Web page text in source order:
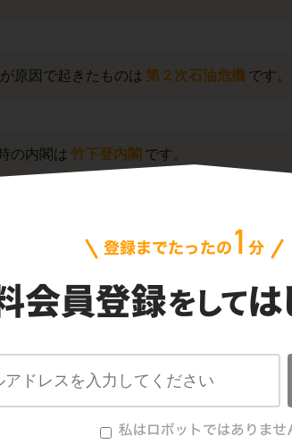
原因で起きたものは 第２次石油危機 です。
の内閣は 竹下登内閣 です。